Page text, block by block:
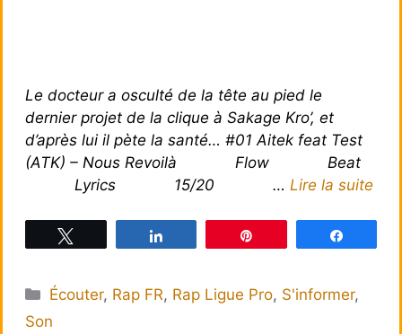
Le docteur a osculté de la tête au pied le
dernier projet de la clique à Sakage Kro’, et
d’après lui il pète la santé… #01 Aitek feat Test
(ATK) – Nous Revoilà Flow Beat
Lyrics 15/20 … Lire la suite
Catégories
Écouter, Rap FR, Rap Ligue Pro, S'informer,
Son